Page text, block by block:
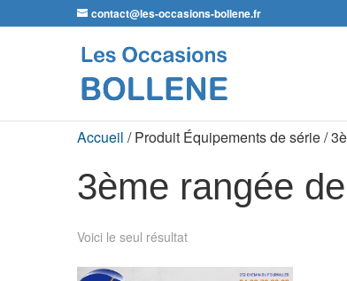
contact@les-occasions-bollene.fr
Accueil / Produit Équipements de série /
3ème rangée
Voici le seul résultat